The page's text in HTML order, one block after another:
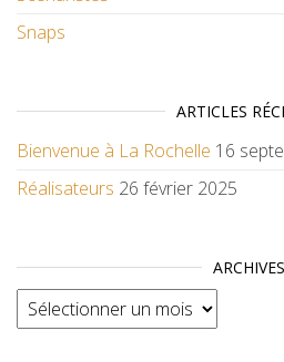
Snaps
ARTICLES
Bienvenue à La Rochelle 16
Réalisateurs 26 février 2025
ARCHIVES
Archives